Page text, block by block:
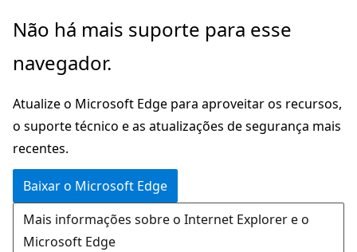
Pular
o
principal
Não há mais suporte para esse
navegador.
Atualize o Microsoft Edge para aproveitar os recursos,
o suporte técnico e as atualizações de segurança mais
recentes.
Baixar o Microsoft Edge
Mais informações sobre o Internet Explorer e o
Microsoft Edge